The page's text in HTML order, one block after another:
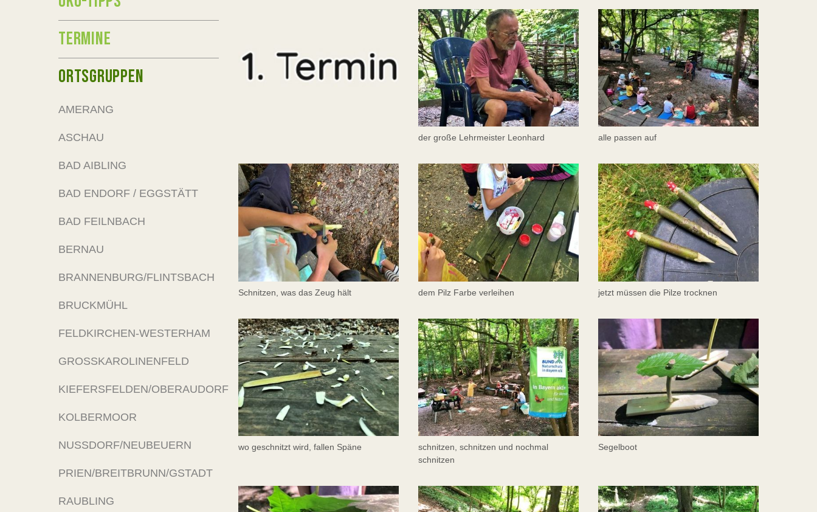
der große Lehrmeister Leonhard alle passen auf
Schnitzen, was das Zeug hält dem Pilz Farbe verleihen jetzt müssen die Pilze trocknen
wo geschnitzt wird, fallen Späne
schnitzen, schnitzen und nochmal
schnitzen
Segelboot
TERMINE
ORTSGRUPPEN
AMERANG
ASCHAU
BAD AIBLING
BAD ENDORF / EGGSTÄTT
BAD FEILNBACH
BERNAU
BRANNENBURG/FLINTSBACH
BRUCKMÜHL
FELDKIRCHEN-WESTERHAM
GROSSKAROLINENFELD
KIEFERSFELDEN/OBERAUDORF
KOLBERMOOR
NUSSDORF/NEUBEUERN
PRIEN/BREITBRUNN/GSTADT
RAUBLING